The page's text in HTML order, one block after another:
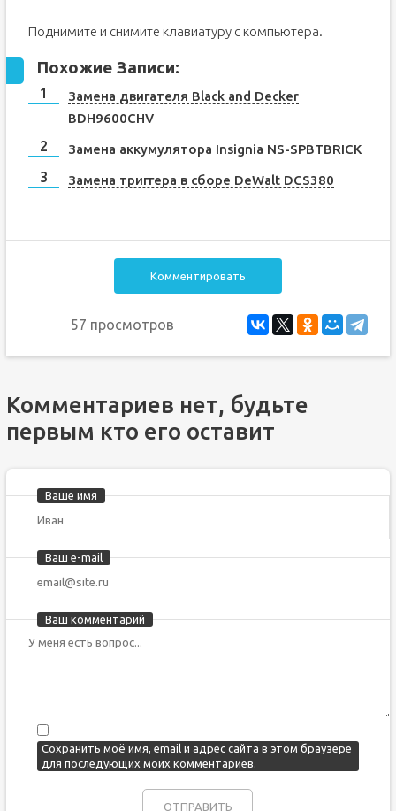
Поднимите и снимите клавиатуру с компьютера.
Похожие Записи:
Замена двигателя Black and Decker
BDH9600CHV
Замена аккумулятора Insignia NS-SPBTBRICK
Замена триггера в сборе DeWalt DCS380
Комментировать
57 просмотров
Комментариев нет, будьте
первым кто его оставит
Ваше имя
Ваш e-mail
Ваш комментарий
Сохранить моё имя, email и адрес сайта в этом браузере
для последующих моих комментариев.